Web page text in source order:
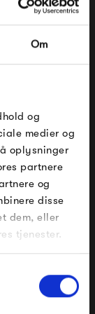
Om
og
medier og
oplysninger
partnere
og
disse
dem, eller
tjenester.
sine
til dig på
Under